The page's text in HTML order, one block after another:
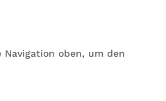
oben, um den